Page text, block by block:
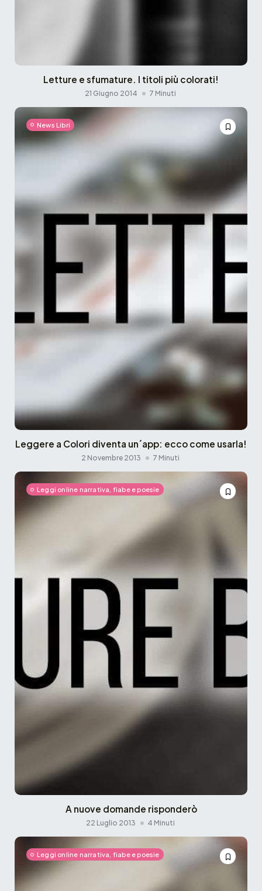
Letture e sfumature. I titoli più colorati!
21 Giugno 2014 7 Minuti
News Libri
Leggere a Colori diventa un´app: ecco come usarla!
2 Novembre 2013 7 Minuti
Leggi online narrativa, fiabe e poesie
A nuove domande risponderò
22 Luglio 2013 4 Minuti
Leggi online narrativa, fiabe e poesie